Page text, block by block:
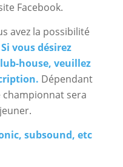
Facebook.
avez la possibilité
Si vous désirez
house, veuillez
Dépendant
championnat sera
subsound, etc